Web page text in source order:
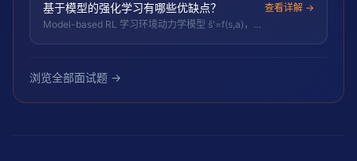
基于模型的强化学习有哪些优缺点？
Model-based RL 学习环境动力学模型 ŝ'=f(s,a)，用
查看详解 →
浏览全部面试题 →